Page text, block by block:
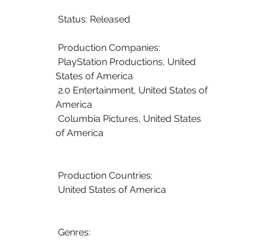
Status: Released
Production Companies:
States of America
America
of America
Production Countries:
United States of America
Genres: